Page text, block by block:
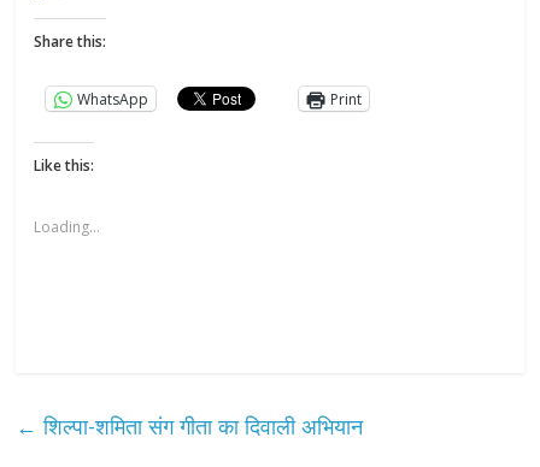
Share this:
WhatsApp Print
Like this:
Loading...
← शिल्पा-शमिता संग गीता का दिवाली अभियान